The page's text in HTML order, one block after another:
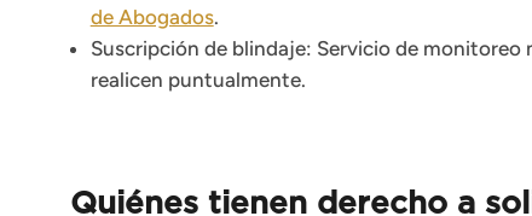
de Abogados.
Suscripción de blindaje: Servicio de monitoreo
realicen puntualmente.
Quiénes tienen derecho a